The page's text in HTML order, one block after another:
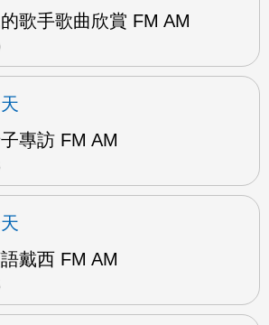
歌手歌曲欣賞 FM AM
專訪 FM AM
戴西 FM AM